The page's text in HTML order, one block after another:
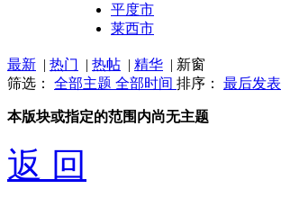
平度市
莱西市
最新 | 热门 | 热帖 | 精华 | 新窗
筛选： 全部主题 全部时间 排序： 最后发表
本版块或指定的范围内尚无主题
返 回